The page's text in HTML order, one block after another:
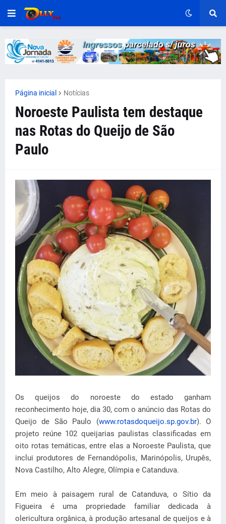
Página inicial Notícias
Noroeste Paulista tem destaque
nas Rotas do Queijo de São
Paulo
Os queijos do noroeste do estado ganham
reconhecimento hoje, dia 30, com o anúncio das Rotas do
Queijo de São Paulo (www.rotasdoqueijo.sp.gov.br). O
projeto reúne 102 queijarias paulistas classificadas em
oito rotas temáticas, entre elas a Noroeste Paulista, que
inclui produtores de Fernandópolis, Marinópolis, Urupês,
Nova Castilho, Alto Alegre, Olímpia e Catanduva.
Em meio à paisagem rural de Catanduva, o Sítio da
Figueira é uma propriedade familiar dedicada à
olericultura orgânica, à produção artesanal de queijos e à